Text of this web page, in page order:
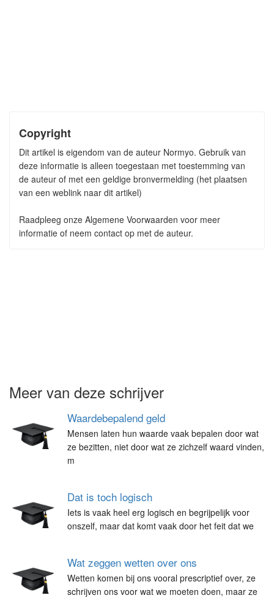
Copyright
Dit artikel is eigendom van de auteur Normyo. Gebruik van
deze informatie is alleen toegestaan met toestemming van
de auteur of met een geldige bronvermelding (het plaatsen
van een weblink naar dit artikel)
Raadpleeg onze Algemene Voorwaarden voor meer
informatie of neem contact op met de auteur.
Meer van deze schrijver
Waardebepalend geld
Mensen laten hun waarde vaak bepalen door wat
ze bezitten, niet door wat ze zichzelf waard vinden,
m
Dat is toch logisch
Iets is vaak heel erg logisch en begrijpelijk voor
onszelf, maar dat komt vaak door het feit dat we
Wat zeggen wetten over ons
Wetten komen bij ons vooral prescriptief over, ze
schrijven ons voor wat we moeten doen, maar ze